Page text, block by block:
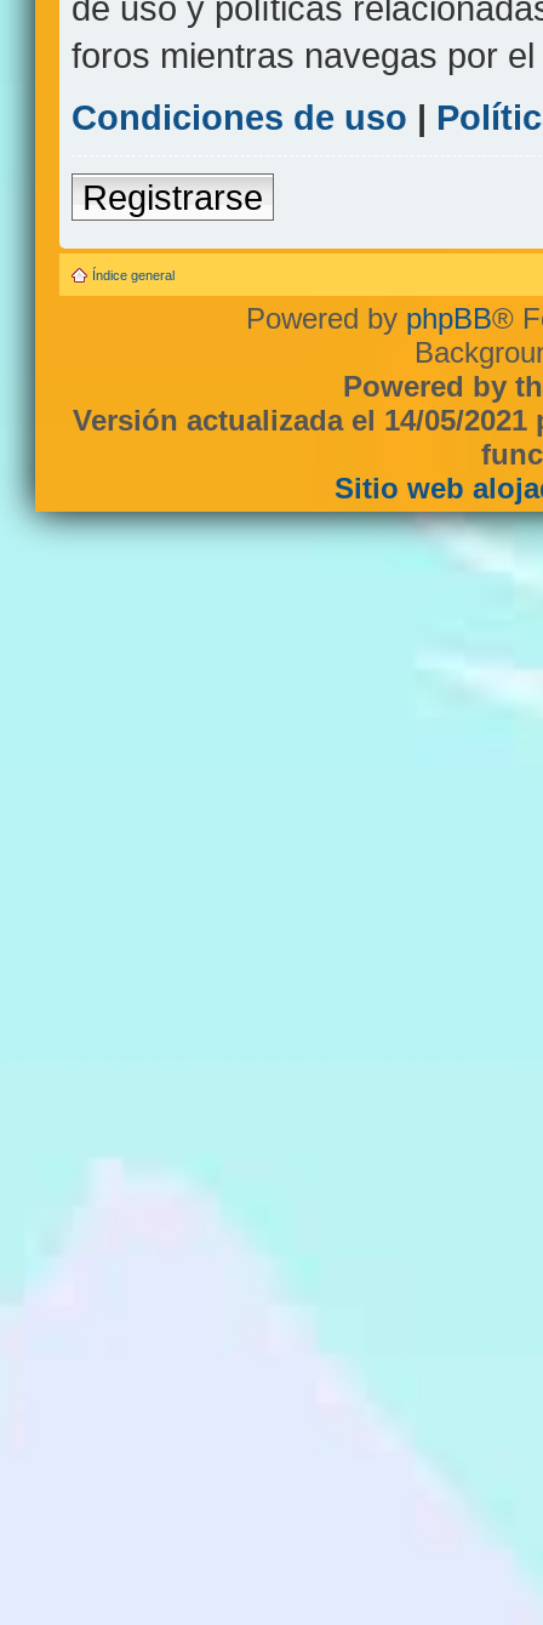
foros mientras navegas por el
Condiciones de uso |
Registrarse
Índice general
Powered by phpBB®
Powered by
Versión actualizada el 14/05/
Sitio web